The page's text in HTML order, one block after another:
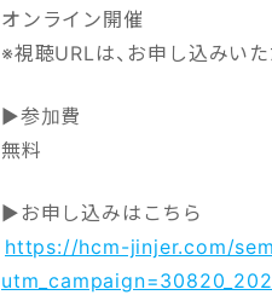
オンライン開催
※視聴URLは、お申し込みい
▶参加費
無料
▶お申し込みはこちら
https://hcm-jinjer.com/